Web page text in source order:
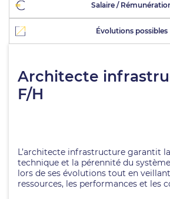
Salaire /
Évolutions possibles
Architecte
F/H
L’architecte infrastructure garantit
technique et la pérennité du
lors de ses évolutions tout en
ressources, les performances et les